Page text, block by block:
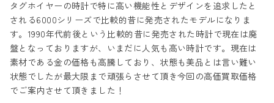
タグホイヤーの時計で特に高い機能性とデザインを追求したと
される6000シリーズで比較的昔に発売されたモデルになりま
す。1990年代前後という比較的昔に発売された時計で現在は廃
盤となっておりますが、いまだに人気も高い時計です。現在は
素材である金の価格も高騰しており、状態も美品とは言い難い
状態でしたが最大限まで頑張らさせて頂き今回の高価買取価格
でご案内させて頂きました！